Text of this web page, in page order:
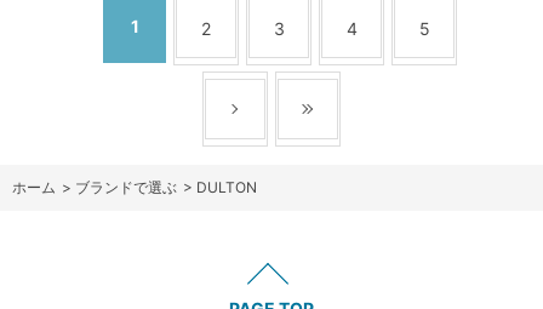
1 2 3 4 5
ホーム > ブランドで選ぶ > DULTON